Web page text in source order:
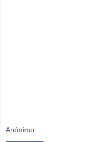
Anónimo